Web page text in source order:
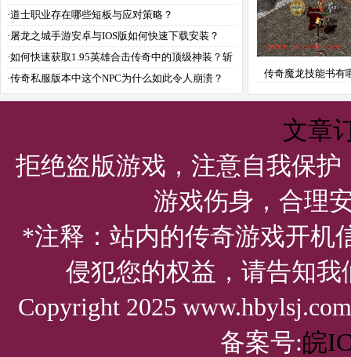
·道士职业存在哪些短板与应对策略？
·屠龙之城手游安卓与IOS版如何快速下载安装？
·如何快速获取1.95英雄合击传奇中的顶级神装？斩
妖除魔与热血征战秘诀是什么？
·传奇私服版本中这个NPC为什么如此令人崩溃？
传奇魔龙技能书有
能？
文章
拒绝盗版游戏，注意自我保
游戏伤身，合理
*注释：站内的传奇游戏开机
侵犯您的权益，请告知
Copyright 2025
备案号:皖